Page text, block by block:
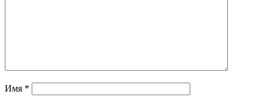
Имя *